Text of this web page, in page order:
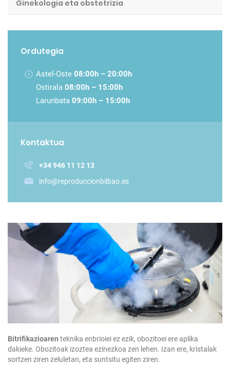
Ginekologia eta obstetrizia
Ordutegia
Astel-Oste 08:00h – 20:00h
Ostirala 08:00h – 15:00h
Larunbata 09:00h – 15:00h
Kontaktua
+34 946 11 12 13
info@reproduccionbilbao.es
Bitrifikazioaren teknika enbrioiei ez ezik, obozitoei ere aplika
dakieke. Obozitoak izoztea ezinezkoa zen lehen. Izan ere, kristalak
sortzen ziren zeluletan, eta suntsitu egiten ziren.